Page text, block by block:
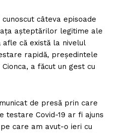
câteva episoade
așteptărilor legitime ale
că există la nivelul
rapidă, președintele
a făcut un gest cu
de presă prin care
testare Covid-19 ar fi ajuns
care am avut-o ieri cu